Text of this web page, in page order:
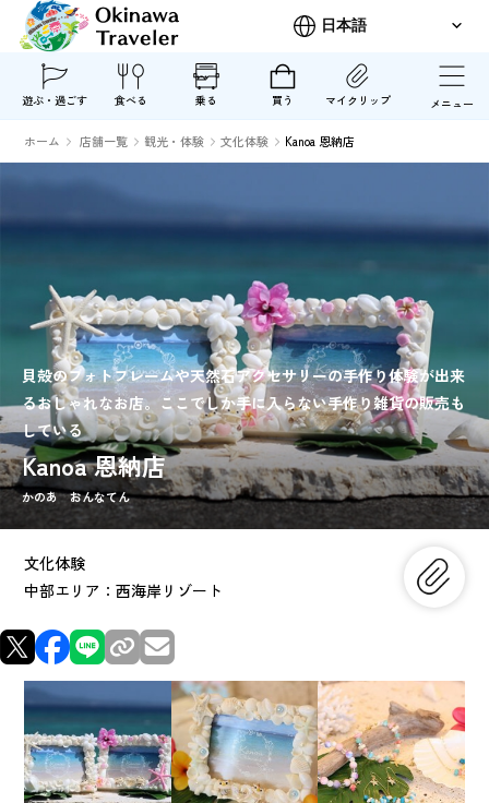
遊ぶ・過ごす 食べる 乗る 買う マイクリップ メニュー
ホーム 店舗一覧 観光・体験 文化体験 Kanoa 恩納店
貝殻のフォトフレームや天然石アクセサリーの手作り体験が出来
るおしゃれなお店。ここでしか手に入らない手作り雑貨の販売も
している
Kanoa 恩納店
かのあ おんなてん
文化体験
中部エリア：西海岸リゾート